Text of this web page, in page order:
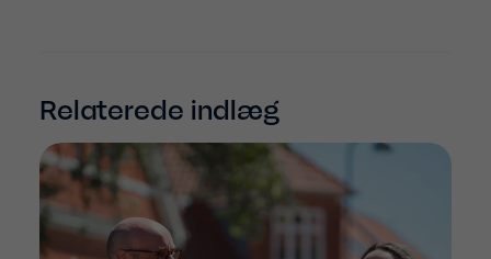
Relaterede indlæg